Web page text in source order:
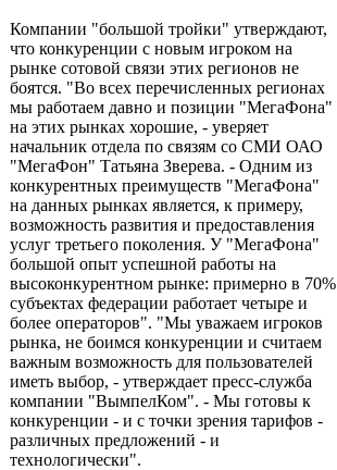
Компании "большой тройки" утверждают,
что конкуренции с новым игроком на
рынке сотовой связи этих регионов не
боятся. "Во всех перечисленных регионах
мы работаем давно и позиции "МегаФона"
на этих рынках хорошие, - уверяет
начальник отдела по связям со СМИ ОАО
"МегаФон" Татьяна Зверева. - Одним из
конкурентных преимуществ "МегаФона"
на данных рынках является, к примеру,
возможность развития и предоставления
услуг третьего поколения. У "МегаФона"
большой опыт успешной работы на
высоконкурентном рынке: примерно в 70%
субъектах федерации работает четыре и
более операторов". "Мы уважаем игроков
рынка, не боимся конкуренции и считаем
важным возможность для пользователей
иметь выбор, - утверждает пресс-служба
компании "ВымпелКом". - Мы готовы к
конкуренции - и с точки зрения тарифов -
различных предложений - и
технологически".